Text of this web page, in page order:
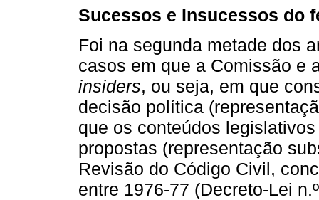
Sucessos e Insucessos do
Foi na segunda metade dos
casos em que a Comissão e
insiders, ou seja, em que
decisão política
que os conteúdos
propostas (representação
Revisão do Código Civil,
entre 1976-77 (Decreto-Lei